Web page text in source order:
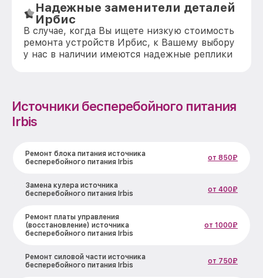
Надежные заменители деталей
Ирбис
В случае, когда Вы ищете низкую стоимость
ремонта устройств Ирбис, к Вашему выбору
у нас в наличии имеются надежные реплики
Источники бесперебойного питания
Irbis
Ремонт блока питания источника
бесперебойного питания Irbis
от 850₽
Замена кулера источника
бесперебойного питания Irbis
от 400₽
Ремонт платы управления
(восстановление) источника
бесперебойного питания Irbis
от 1000₽
Ремонт силовой части источника
бесперебойного питания Irbis
от 750₽